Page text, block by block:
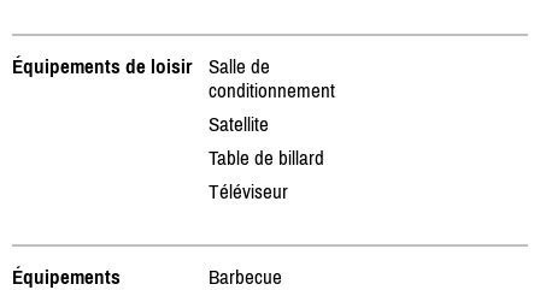
Équipements de loisir
Salle de
conditionnement
Satellite
Table de billard
Téléviseur
Équipements
Barbecue